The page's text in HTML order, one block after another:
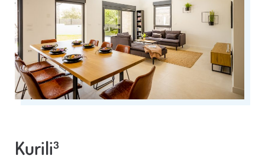
Kurili³